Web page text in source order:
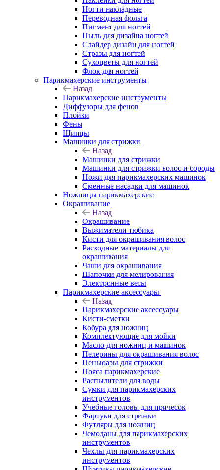
Ногти накладные
Переводная фольга
Пигмент для ногтей
Пыль для дизайна ногтей
Слайдер дизайн для ногтей
Стразы для ногтей
Сухоцветы для ногтей
Флок для ногтей
Парикмахерские инструменты
Назад
Парикмахерские инструменты
Диффузоры для фенов
Плойки
Фены
Щипцы
Машинки для стрижки
Назад
Машинки для стрижки
Машинки для стрижки волос и бороды
Ножи для парикмахерских машинок
Сменные насадки для машинок
Ножницы парикмахерские
Окрашивание
Назад
Окрашивание
Выжиматели тюбика
Кисти для окрашивания волос
Расходные материалы для
окрашивания
Чаши для окрашивания
Шапочки для мелирования
Электронные весы
Парикмахерские аксессуары
Назад
Парикмахерские аксессуары
Кисти-сметки
Кобура для ножниц
Комплектующие для мойки
Масло для ножниц и машинок
Пелерины для окрашивания волос
Пеньюары для стрижки
Пояса парикмахерские
Распылители для воды
Сумки для парикмахерских
инструментов
Учебные головы для причесок
Фартуки для стрижки
Футляры для ножниц
Чемоданы для парикмахерских
инструментов
Чехлы для парикмахерских
инструментов